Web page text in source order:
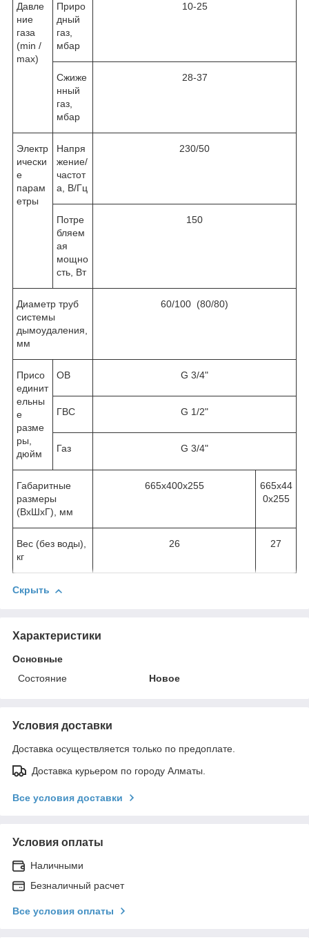
Давле
ние
газа
(min /
max)
Приро
дный
газ,
мбар
10-25
Сжиже
нный
газ,
мбар
28-37
Электр
ически
е
парам
етры
Напря
жение/
частот
а, В/Гц
230/50
Потре
бляем
ая
мощно
сть, Вт
150
Диаметр труб
системы
дымоудаления,
мм
60/100 (80/80)
Присо
единит
ельны
е
разме
ры,
дюйм
ОВ G 3/4"
ГВС G 1/2"
Газ G 3/4"
Габаритные
размеры
(ВхШхГ), мм
665х400х255
665х44
0х255
Вес (без воды),
кг
26 27
Скрыть
Характеристики
Основные
Состояние
Новое
Условия доставки
Доставка осуществляется только по предоплате.
Доставка курьером по городу Алматы.
Все условия доставки
Условия оплаты
Наличными
Безналичный расчет
Все условия оплаты